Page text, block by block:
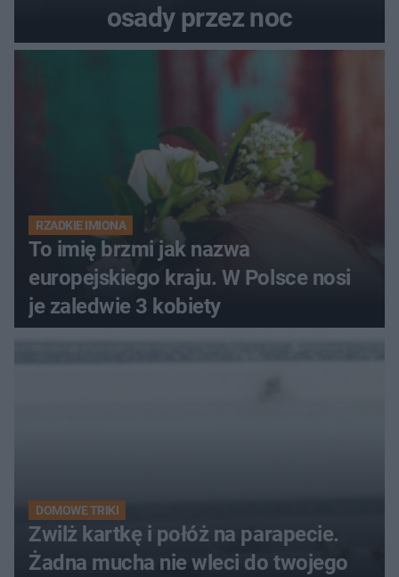
osady przez noc
RZADKIE IMIONA
To imię brzmi jak nazwa
europejskiego kraju. W Polsce nosi
je zaledwie 3 kobiety
DOMOWE TRIKI
Zwilż kartkę i połóż na parapecie.
Żadna mucha nie wleci do twojego